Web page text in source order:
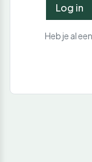
Log in
Heb je al